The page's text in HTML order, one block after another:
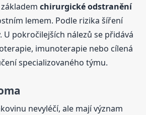
základemchirurgické odstranění
lemem. Podle rizika šíření
U pokročilejších nálezů se přidává
imunoterapie nebo cílená
specializovaného týmu.
nevyléčí, ale mají význam